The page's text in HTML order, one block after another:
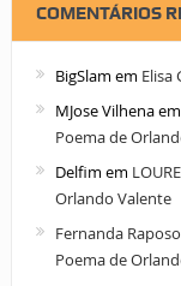
COMENTÁRIOS
BigSlam em Elisa
MJose Vilhenaem
Poema de
Delfim em
Orlando Valente
Fernanda Raposo
Poema de